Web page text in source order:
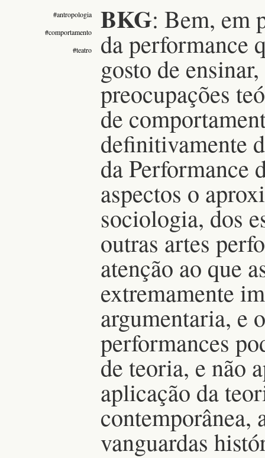
#antropologia
#comportamento
#teatro
BKG: Bem, em
da performance
gosto de
preocupações
de
definitivamente
da Performance
aspectos o
sociologia, dos
outras artes
atenção ao que
extremamente
argumentaria, e
performances
de teoria, e não
aplicação da
contemporânea,
vanguardas